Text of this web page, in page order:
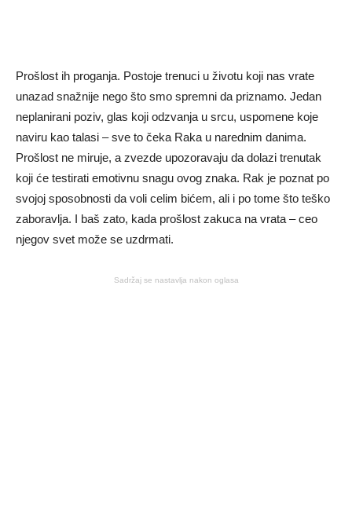
Prošlost ih proganja. Postoje trenuci u životu koji nas vrate
unazad snažnije nego što smo spremni da priznamo. Jedan
neplanirani poziv, glas koji odzvanja u srcu, uspomene koje
naviru kao talasi – sve to čeka Raka u narednim danima.
Prošlost ne miruje, a zvezde upozoravaju da dolazi trenutak
koji će testirati emotivnu snagu ovog znaka. Rak je poznat po
svojoj sposobnosti da voli celim bićem, ali i po tome što teško
zaboravlja. I baš zato, kada prošlost zakuca na vrata – ceo
njegov svet može se uzdrmati.
Sadržaj se nastavlja nakon oglasa